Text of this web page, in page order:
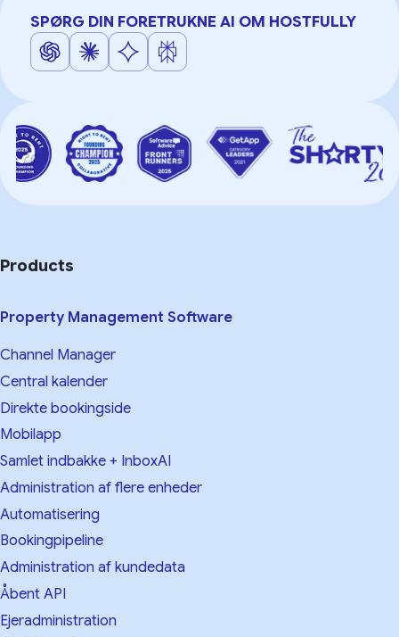
SPØRG DIN FORETRUKNE AI OM HOSTFULLY
Products
Property Management Software
Channel Manager
Central kalender
Direkte bookingside
Mobilapp
Samlet indbakke + InboxAI
Administration af flere enheder
Automatisering
Bookingpipeline
Administration af kundedata
Åbent API
Ejeradministration